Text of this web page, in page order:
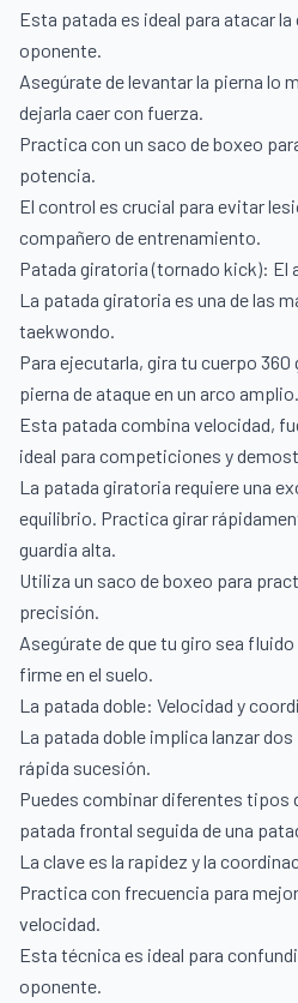
Esta patada es ideal para atacar
oponente.
Asegúrate de levantar la pierna lo
dejarla caer con fuerza.
Practica con un saco de boxeo
potencia.
El control es crucial para evitar
compañero de entrenamiento.
Patada giratoria (tornado kick): El
La patada giratoria es una de las
taekwondo.
Para ejecutarla, gira tu cuerpo
pierna de ataque en un arco amplio.
Esta patada combina velocidad,
ideal para competiciones y
La patada giratoria requiere una
equilibrio. Practica girar
guardia alta.
Utiliza un saco de boxeo para
precisión.
Asegúrate de que tu giro sea
firme en el suelo.
La patada doble: Velocidad y
La patada doble implica lanzar
rápida sucesión.
Puedes combinar diferentes tipos
patada frontal seguida de una
La clave es la rapidez y la
Practica con frecuencia para
velocidad.
Esta técnica es ideal para
oponente.